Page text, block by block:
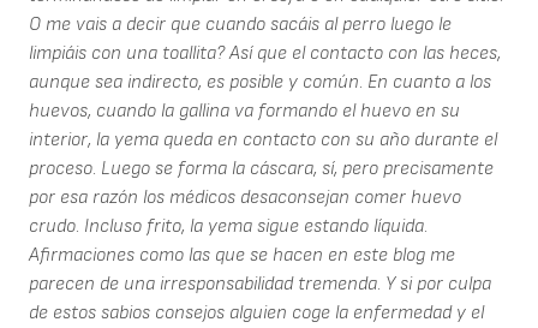
O me vais a decir que cuando sacáis al perro luego le
limpiáis con una toallita? Así que el contacto con las heces,
aunque sea indirecto, es posible y común. En cuanto a los
huevos, cuando la gallina va formando el huevo en su
interior, la yema queda en contacto con su año durante el
proceso. Luego se forma la cáscara, sí, pero precisamente
por esa razón los médicos desaconsejan comer huevo
crudo. Incluso frito, la yema sigue estando líquida.
Afirmaciones como las que se hacen en este blog me
parecen de una irresponsabilidad tremenda. Y si por culpa
de estos sabios consejos alguien coge la enfermedad y el